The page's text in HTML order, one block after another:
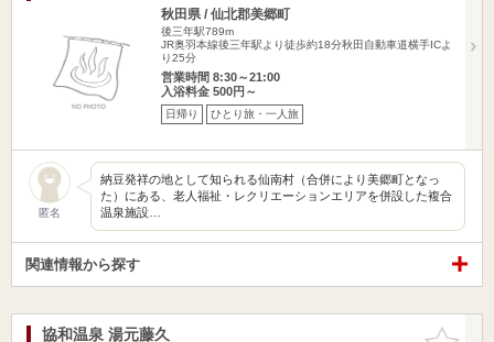
秋田県 / 仙北郡美郷町
後三年駅789m
JR奥羽本線後三年駅より徒歩約18分秋田自動車道横手ICよ
り25分
営業時間 8:30～21:00
入浴料金 500円～
日帰り ひとり旅・一人旅
匿名
納豆発祥の地として知られる仙南村（合併により美郷町となっ
た）にある、老人福祉・レクリエーションエリアを併設した複合
温泉施設…
関連情報から探す
お気に入
協和温泉 湯元藤久